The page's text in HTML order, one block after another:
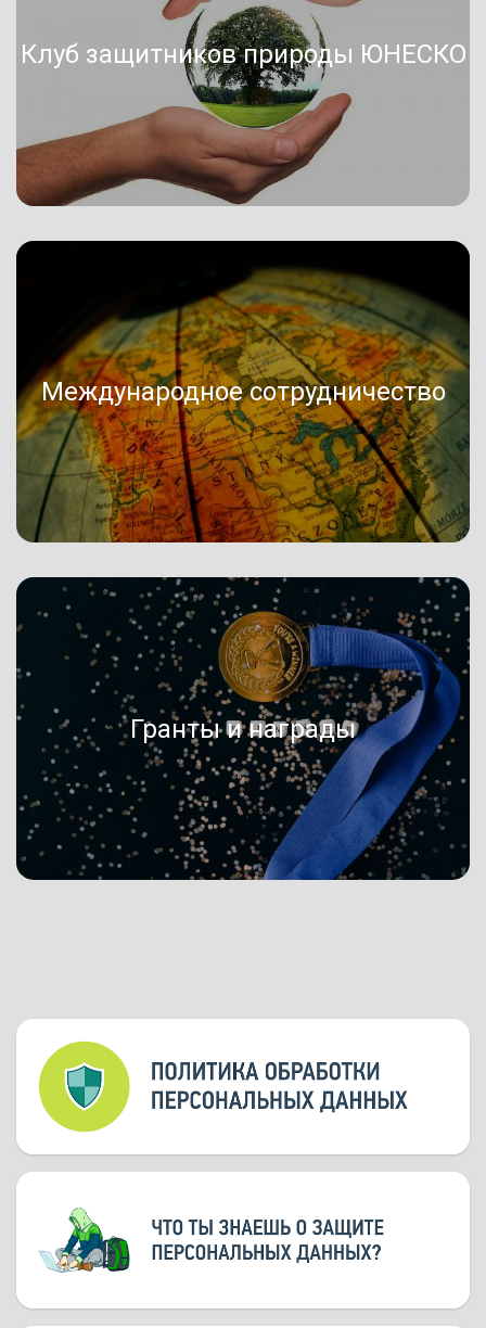
Клуб защитников природы ЮНЕСКО
Международное сотрудничество
Гранты и награды